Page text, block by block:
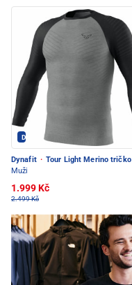
Dynafit - PEC POD SNĚŽKOU
Dynafit · Tour Light Merino tričko
Muži
1.999 Kč
2.499 Kč